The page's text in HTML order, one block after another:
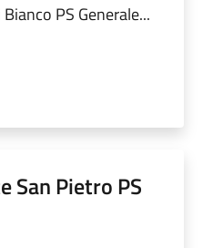
PS Generale...
San Pietro PS